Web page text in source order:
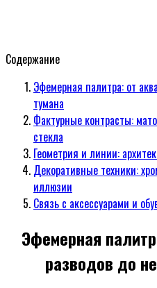
Содержание
Эфемерная палитра: от
тумана
Фактурные контрасты:
стекла
Геометрия и линии:
Декоративные техники:
иллюзии
Связь с аксессуарами и
Эфемерная
разводов до